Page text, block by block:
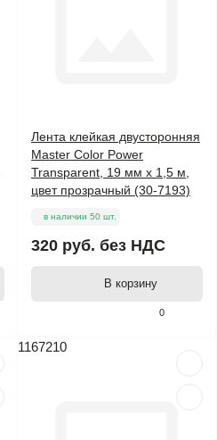
0
Лента клейкая двусторонняя
Master Color Power
Transparent, 19 мм x 1,5 м,
цвет прозрачный (30-7193)
в наличии 50 шт.
320 руб. без НДС
В корзину
1167210